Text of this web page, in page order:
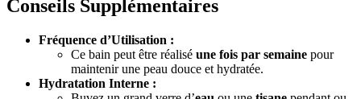
Conseils Supplémentaires
Fréquence d’Utilisation :
Ce bain peut être réalisé une fois par semaine pour
maintenir une peau douce et hydratée.
Hydratation Interne :